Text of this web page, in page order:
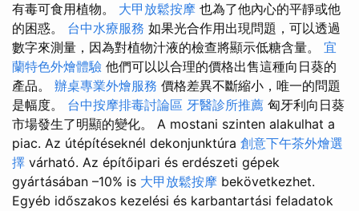
有毒可食用植物。 大甲放鬆按摩 也為了他內心的平靜或他
的困惑。 台中水療服務 如果光合作用出現問題，可以透過
數字來測量，因為對植物汁液的檢查將顯示低糖含量。 宜
蘭特色外燴體驗 他們可以以合理的價格出售這種向日葵的
產品。 辦桌專業外燴服務 價格差異不斷縮小，唯一的問題
是幅度。 台中按摩排毒討論區 牙醫診所推薦 匈牙利向日葵
市場發生了明顯的變化。 A mostani szinten alakulhat a
piac. Az útépítéseknél dekonjunktúra 創意下午茶外燴選
擇 várható. Az építőipari és erdészeti gépek
gyártásában –10% is 大甲放鬆按摩 bekövetkezhet.
Egyéb időszakos kezelési és karbantartási feladatok